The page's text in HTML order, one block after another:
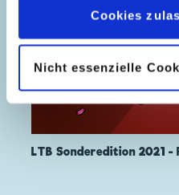
Cookies
Nicht essenzielle
LTB Sonderedition 2021 -